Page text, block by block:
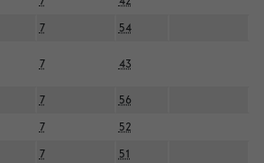
7 54
7 43
7
56
7
52
7
51